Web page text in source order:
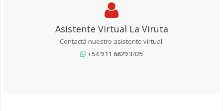
Asistente Virtual La Viruta
Contactá nuestro asistente virtual:
+54 9 11 6829 3425